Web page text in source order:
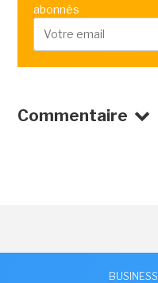
abonnés
Commentaire
BUSINESS